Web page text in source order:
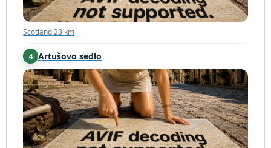
Scotland·23 km
4 Artušovo sedlo
Scotland·23 km